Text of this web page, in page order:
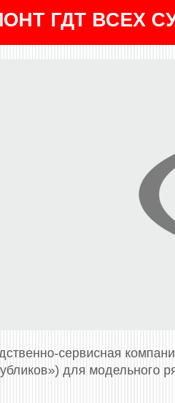
ГДТ ВСЕХ
сервисная
для модельного